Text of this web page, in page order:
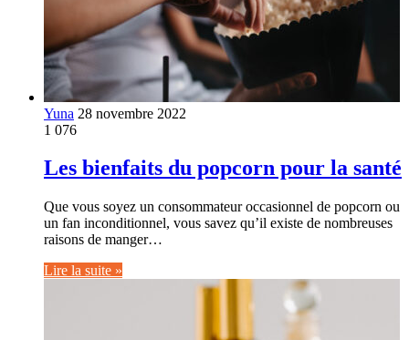
Yuna 28 novembre 2022
1 076
Les bienfaits du popcorn pour la santé
Que vous soyez un consommateur occasionnel de popcorn ou
un fan inconditionnel, vous savez qu’il existe de nombreuses
raisons de manger…
Lire la suite »